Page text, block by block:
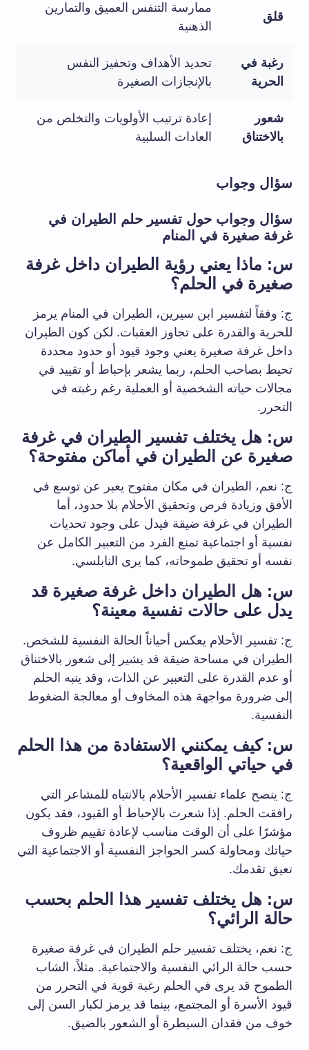
قلق
ممارسة التنفس العميق والتمارين
الذهنية
رغبة في
الحرية
تحديد الأهداف وتحفيز النفس
بالإنجازات الصغيرة
شعور
بالاختناق
إعادة ترتيب الأولويات والتخلص من
العادات السلبية
سؤال وجواب
سؤال وجواب حول تفسير حلم الطيران في
غرفة صغيرة في المنام
س: ماذا يعني رؤية الطيران داخل غرفة
صغيرة في الحلم؟
ج: وفقاً لتفسير ابن سيرين، الطيران في المنام يرمز
للحرية والقدرة على تجاوز العقبات. لكن كون الطيران
داخل غرفة صغيرة يعني وجود قيود أو حدود محددة
تحيط بصاحب الحلم، ربما يشعر بإحباط أو تقييد في
مجالات حياته الشخصية أو العملية رغم رغبته في
التحرر.
س: هل يختلف تفسير الطيران في غرفة
صغيرة عن الطيران في أماكن مفتوحة؟
ج: نعم، الطيران في مكان مفتوح يعبر عن توسع في
الأفق وزيادة فرص وتحقيق الأحلام بلا حدود، أما
الطيران في غرفة ضيقة فيدل على وجود تحديات
نفسية أو اجتماعية تمنع الفرد من التعبير الكامل عن
نفسه أو تحقيق طموحاته، كما يرى النابلسي.
س: هل الطيران داخل غرفة صغيرة قد
يدل على حالات نفسية معينة؟
ج: تفسير الأحلام يعكس أحياناً الحالة النفسية للشخص.
الطيران في مساحة ضيقة قد يشير إلى شعور بالاختناق
أو عدم القدرة على التعبير عن الذات، وقد ينبه الحلم
إلى ضرورة مواجهة هذه المخاوف أو معالجة الضغوط
النفسية.
س: كيف يمكنني الاستفادة من هذا الحلم
في حياتي الواقعية؟
ج: ينصح علماء تفسير الأحلام بالانتباه للمشاعر التي
رافقت الحلم. إذا شعرت بالإحباط أو القيود، فقد يكون
مؤشرًا على أن الوقت مناسب لإعادة تقييم ظروف
حياتك ومحاولة كسر الحواجز النفسية أو الاجتماعية التي
تعيق تقدمك.
س: هل يختلف تفسير هذا الحلم بحسب
حالة الرائي؟
ج: نعم، يختلف تفسير حلم الطيران في غرفة صغيرة
حسب حالة الرائي النفسية والاجتماعية. مثلاً، الشاب
الطموح قد يرى في الحلم رغبة قوية في التحرر من
قيود الأسرة أو المجتمع، بينما قد يرمز لكبار السن إلى
خوف من فقدان السيطرة أو الشعور بالضيق.